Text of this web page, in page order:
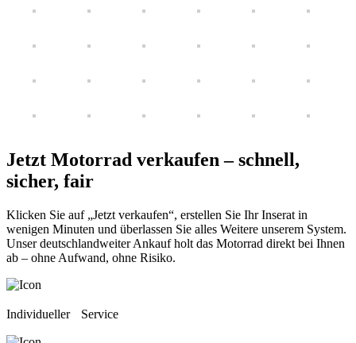
Jetzt Motorrad verkaufen –schnell,
sicher, fair
Klicken Sie auf „Jetzt verkaufen“, erstellen Sie Ihr Inserat in
wenigen Minuten und überlassen Sie alles Weitere unserem System.
Unser deutschlandweiter Ankauf holt das Motorrad direkt bei Ihnen
ab – ohne Aufwand, ohne Risiko.
Individueller Service